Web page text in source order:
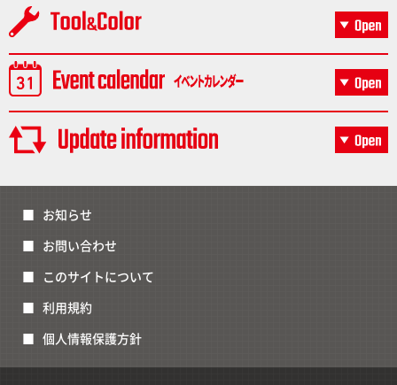
お知らせ
お問い合わせ
このサイトについて
利用規約
個人情報保護方針